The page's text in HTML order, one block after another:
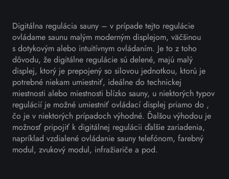
Digitálna regulácia sauny – v prípade tejto regulácie
ovládame saunu malým moderným displejom, väčšinou
s dotykovým alebo intuitívnym ovládaním. Je to z toho
dôvodu, že digitálne regulácie sú delené, majú malý
displej, ktorý je prepojený so silovou jednotkou, ktorú je
potrebné niekam umiestniť, ideálne do technickej
miestnosti alebo miestnosti blízko sauny, u niektorých typov
regulácií je možné umiestniť ovládací displej priamo do ,
čo je v niektorých prípadoch výhodné. Ďalšou výhodou je
možnosť pripojiť k digitálnej regulácii ďalšie zariadenia,
napríklad vzdialené ovládanie sauny telefónom, farebný
modul, zvukový modul, infražiariče a pod.